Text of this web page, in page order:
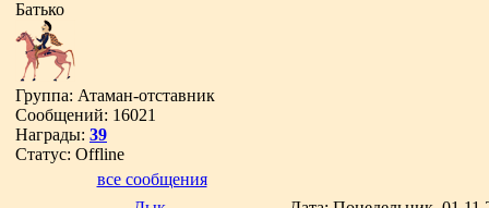
Батько
Группа: Атаман-отставник
Сообщений: 16021
Награды: 39
Статус: Offline
все сообщения